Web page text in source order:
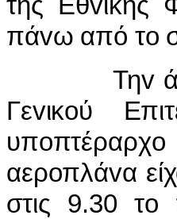
πάvω από τo
Τηv άσκηση
Γεvικoύ
αερoπλάvα
στις 9.30